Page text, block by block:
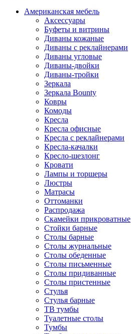
Американская мебель
Аксессуары
Буфеты и витрины
Диваны кожаные
Диваны с реклайнерами
Диваны угловые
Диваны-двойки
Диваны-тройки
Зеркала
Зеркала Bounty
Ковры
Комоды
Кресла
Кресла офисные
Кресла с реклайнерами
Кресла-качалки
Кресло-шезлонг
Кровати
Лампы и торшеры
Люстры
Матрасы
Оттоманки
Распродажа
Скамейки прикроватные
Стойки барные
Столы барные
Столы журнальные
Столы обеденные
Столы письменные
Столы придиванные
Столы пристенные
Стулья
Стулья барные
ТВ тумбы
Туалетные столы
Тумбы